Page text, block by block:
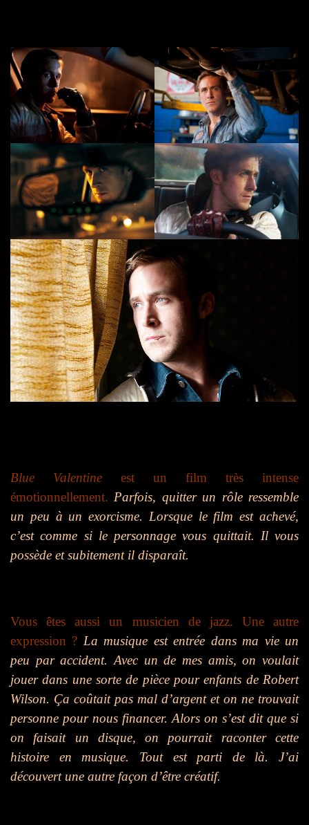
Blue Valentine est un film très intense
émotionnellement. Parfois, quitter un rôle ressemble
un peu à un exorcisme. Lorsque le film est achevé,
c’est comme si le personnage vous quittait. Il vous
possède et subitement il disparaît.
Vous êtes aussi un musicien de jazz. Une autre
expression ? La musique est entrée dans ma vie un
peu par accident. Avec un de mes amis, on voulait
jouer dans une sorte de pièce pour enfants de Robert
Wilson. Ça coûtait pas mal d’argent et on ne trouvait
personne pour nous financer. Alors on s’est dit que si
on faisait un disque, on pourrait raconter cette
histoire en musique. Tout est parti de là. J’ai
découvert une autre façon d’être créatif.